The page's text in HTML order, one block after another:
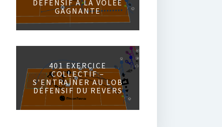
DÉFENSIF À LA VOLÉE
GAGNANTE
401 EXERCICE
COLLECTIF –
S'ENTRAÎNER AU LOB
DÉFENSIF DU REVERS